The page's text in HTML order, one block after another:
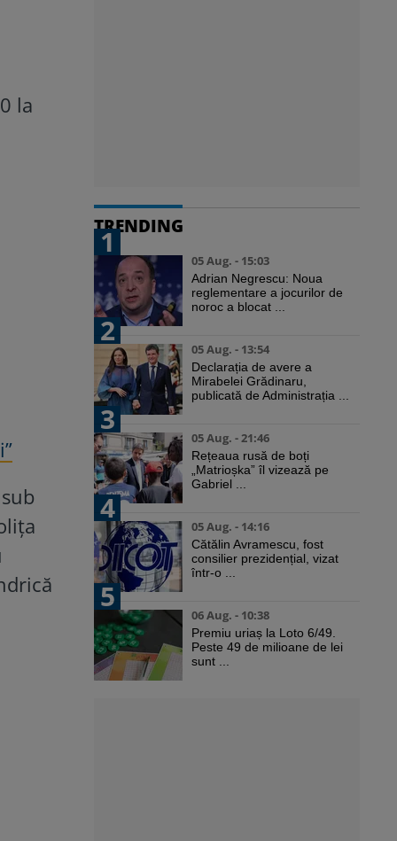
la
TRENDING
1
05 Aug. - 15:03
Adrian Negrescu: Noua
reglementare a jocurilor de
noroc a blocat ...
2
05 Aug. - 13:54
Declarația de avere a
Mirabelei Grădinaru,
publicată de Administrația ...
3
05 Aug. - 21:46
Rețeaua rusă de boți
„Matrioșka” îl vizează pe
Gabriel ...
4
05 Aug. - 14:16
Cătălin Avramescu, fost
consilier prezidențial, vizat
într-o ...
5
06 Aug. - 10:38
Premiu uriaș la Loto 6/49.
Peste 49 de milioane de lei
sunt ...